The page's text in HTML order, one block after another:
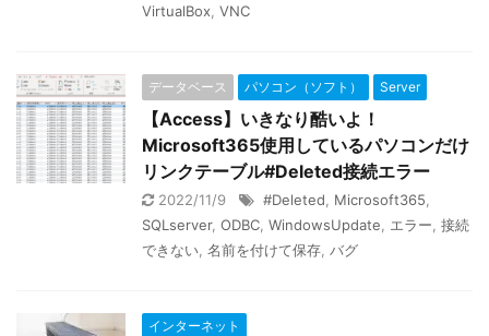
VirtualBox VNC
データベース パソコン（ソフト） Server
【Access】いきなり酷いよ！
Microsoft365使用しているパソコンだけ
リンクテーブル#Deleted接続エラー
2022/11/9 #Deleted Microsoft365
SQLserver, ODBC WindowsUpdate エラー 接続
できない 名前を付けて保存 バグ
インターネット